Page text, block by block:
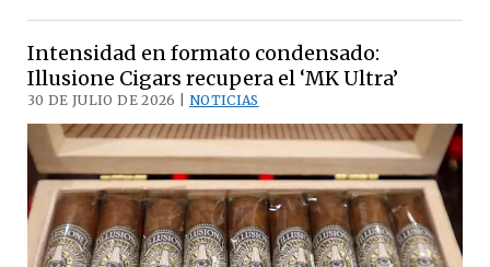
Premium
Cigars
‘601
La
Bomba
Warhead
12’
Intensidad en formato condensado:
Illusione Cigars recupera el ‘MK Ultra’
30 DE JULIO DE 2026 | NOTICIAS